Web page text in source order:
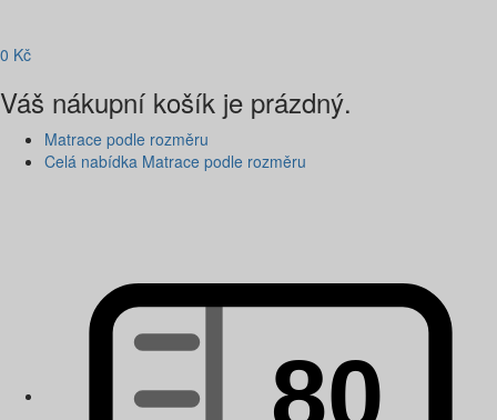
0 Kč
Váš nákupní košík je prázdný.
Matrace podle rozměru
Celá nabídka Matrace podle rozměru